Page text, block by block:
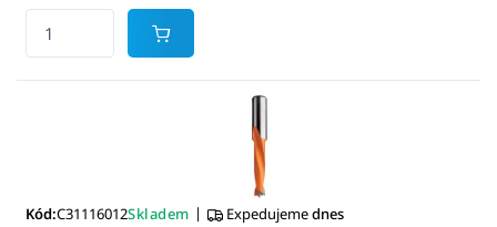
Kód:C31116012Skladem | Expedujemednes